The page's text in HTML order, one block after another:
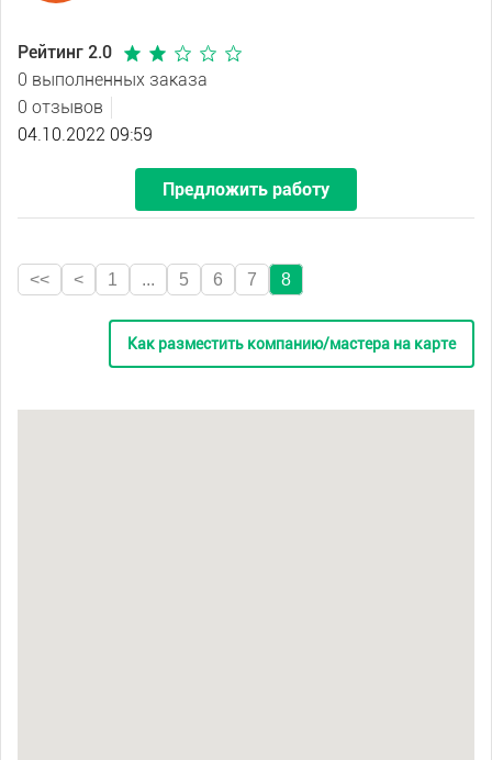
Рейтинг 2.0
0 выполненных заказа
0 отзывов
04.10.2022 09:59
Предложить работу
<< < 1 ... 5 6 7 8
Как разместить компанию/мастера на карте